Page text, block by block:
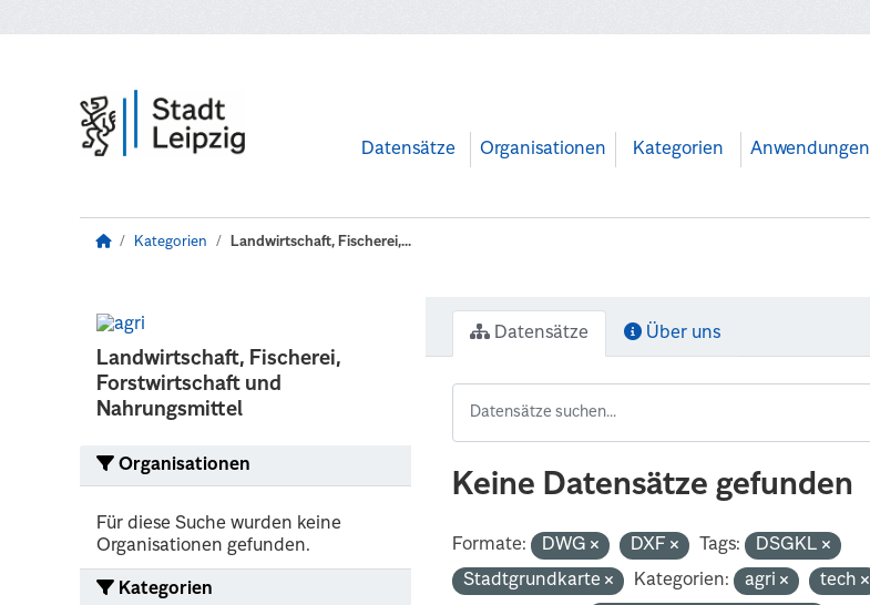
Datensätze Organisationen Kategorien Anwendungen
Kategorien Landwirtschaft, Fischerei,...
Landwirtschaft, Fischerei,
Forstwirtschaft und
Nahrungsmittel
Organisationen
Für diese Suche wurden keine
Organisationen gefunden.
Kategorien
Datensätze Über uns
Keine Datensätze gefunden
Formate: DWG DXF Tags:
DSGKL
Stadtgrundkarte
Kategorien: agri tech